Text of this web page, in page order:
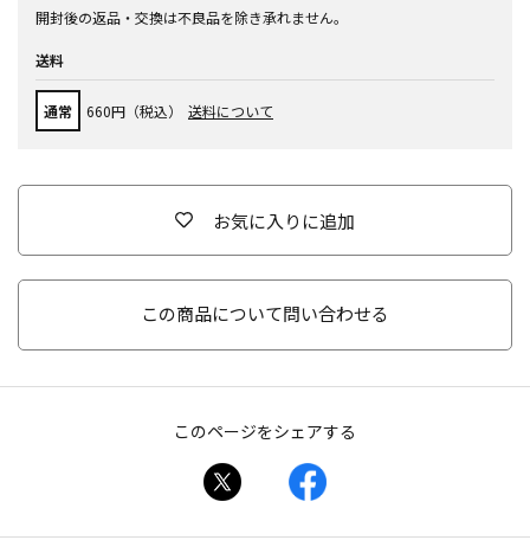
開封後の返品・交換は不良品を除き承れません。
送料
通常 660円（税込） 送料について
お気に入りに追加
この商品について問い合わせる
このページをシェアする